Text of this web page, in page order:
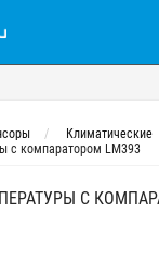
Климатические
с компаратором LM393
С